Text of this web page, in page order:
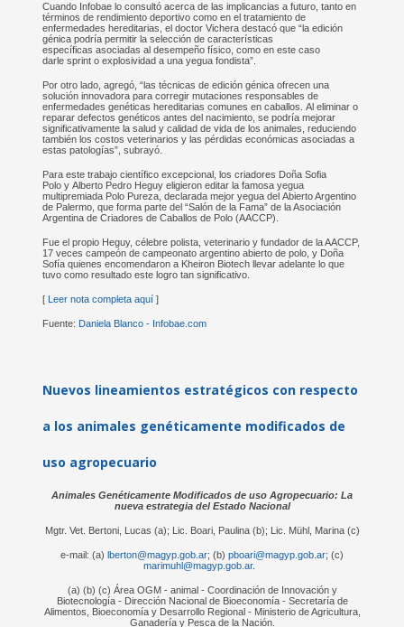
Cuando Infobae lo consultó acerca de las implicancias a futuro, tanto en
términos de rendimiento deportivo como en el tratamiento de
enfermedades hereditarias, el doctor Vichera destacó que “la edición
génica podría permitir la selección de características
específicas asociadas al desempeño físico, como en este caso
darle sprint o explosividad a una yegua fondista”.
Por otro lado, agregó, “las técnicas de edición génica ofrecen una
solución innovadora para corregir mutaciones responsables de
enfermedades genéticas hereditarias comunes en caballos. Al eliminar o
reparar defectos genéticos antes del nacimiento, se podría mejorar
significativamente la salud y calidad de vida de los animales, reduciendo
también los costos veterinarios y las pérdidas económicas asociadas a
estas patologías”, subrayó.
Para este trabajo científico excepcional, los criadores Doña Sofia
Polo y Alberto Pedro Heguy eligieron editar la famosa yegua
multipremiada Polo Pureza, declarada mejor yegua del Abierto Argentino
de Palermo, que forma parte del “Salón de la Fama” de la Asociación
Argentina de Criadores de Caballos de Polo (AACCP).
Fue el propio Heguy, célebre polista, veterinario y fundador de la AACCP,
17 veces campeón de campeonato argentino abierto de polo, y Doña
Sofía quienes encomendaron a Kheiron Biotech llevar adelante lo que
tuvo como resultado este logro tan significativo.
[Leer nota completa aquí ]
Fuente: Daniela Blanco - Infobae.com
Nuevos lineamientos estratégicos con respecto
a los animales genéticamente modificados de
uso agropecuario
Animales Genéticamente Modificados de uso Agropecuario: La
nueva estrategia del Estado Nacional
Mgtr. Vet. Bertoni, Lucas (a); Lic. Boari, Paulina (b); Lic. Mühl, Marina (c)
e-mail: (a) lberton@magyp.gob.ar; (b) pboari@magyp.gob.ar; (c)
marimuhl@magyp.gob.ar.
(a) (b) (c) Área OGM - animal - Coordinación de Innovación y
Biotecnología - Dirección Nacional de Bioeconomía - Secretaría de
Alimentos, Bioeconomía y Desarrollo Regional - Ministerio de Agricultura,
Ganadería y Pesca de la Nación.